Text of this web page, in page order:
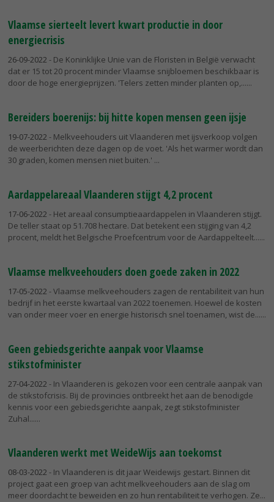
Vlaamse sierteelt levert kwart productie in door
energiecrisis
26-09-2022 - De Koninklijke Unie van de Floristen in België verwacht
dat er 15 tot 20 procent minder Vlaamse snijbloemen beschikbaar is
door de hoge energieprijzen. 'Telers zetten minder planten op,...
Bereiders boerenijs: bij hitte kopen mensen geen ijsje
19-07-2022 - Melkveehouders uit Vlaanderen met ijsverkoop volgen
de weerberichten deze dagen op de voet. 'Als het warmer wordt dan
30 graden, komen mensen niet buiten.'
Aardappelareaal Vlaanderen stijgt 4,2 procent
17-06-2022 - Het areaal consumptieaardappelen in Vlaanderen stijgt.
De teller staat op 51.708 hectare. Dat betekent een stijging van 4,2
procent, meldt het Belgische Proefcentrum voor de Aardappelteelt...
Vlaamse melkveehouders doen goede zaken in 2022
17-05-2022 - Vlaamse melkveehouders zagen de rentabiliteit van hun
bedrijf in het eerste kwartaal van 2022 toenemen. Hoewel de kosten
van onder meer voer en energie historisch snel toenamen, wist de...
Geen gebiedsgerichte aanpak voor Vlaamse
stikstofminister
27-04-2022 - In Vlaanderen is gekozen voor een centrale aanpak van
de stikstofcrisis. Bij de provincies ontbreekt het aan de benodigde
kennis voor een gebiedsgerichte aanpak, zegt stikstofminister
Zuhal...
Vlaanderen werkt met WeideWijs aan toekomst
08-03-2022 - In Vlaanderen is dit jaar Weidewijs gestart. Binnen dit
project gaat een groep van acht melkveehouders aan de slag om
meer doordacht te beweiden en zo hun rentabiliteit te verhogen. Ze...